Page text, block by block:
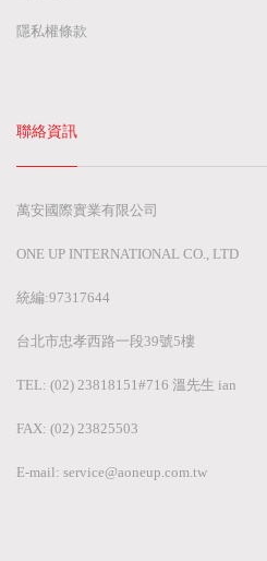
隱私權條款
聯絡資訊
萬安國際實業有限公司
ONE UP INTERNATIONAL CO., LTD
統編:97317644
台北市忠孝西路一段39號5樓
TEL: (02) 23818151#716 溫先生 ian
FAX: (02) 23825503
E-mail: service@aoneup.com.tw